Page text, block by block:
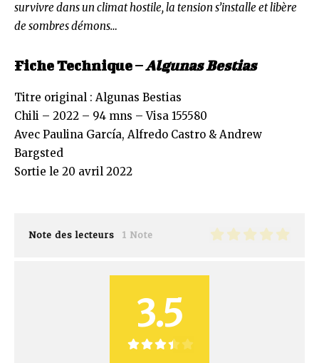
survivre dans un climat hostile, la tension s’installe et libère
de sombres démons…
Fiche Technique –Algunas Bestias
Titre original : Algunas Bestias
Chili – 2022 – 94 mns – Visa 155580
Avec Paulina García, Alfredo Castro & Andrew
Bargsted
Sortie le 20 avril 2022
Note des lecteurs 1 Note
3.5